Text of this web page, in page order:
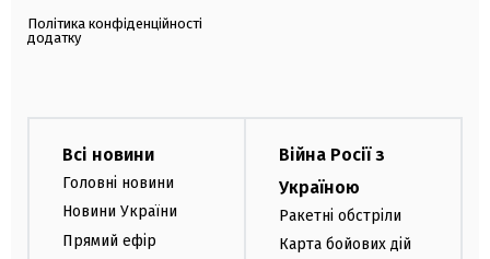
Політика конфіденційності
додатку
Всі новини
Головні новини
Новини України
Прямий ефір
Війна Росії з
Україною
Ракетні обстріли
Карта бойових дій